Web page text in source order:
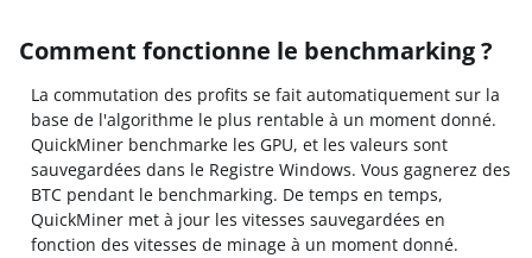
Comment fonctionne le benchmarking ?
La commutation des profits se fait automatiquement sur la
base de l'algorithme le plus rentable à un moment donné.
QuickMiner benchmarke les GPU, et les valeurs sont
sauvegardées dans le Registre Windows. Vous gagnerez des
BTC pendant le benchmarking. De temps en temps,
QuickMiner met à jour les vitesses sauvegardées en
fonction des vitesses de minage à un moment donné.